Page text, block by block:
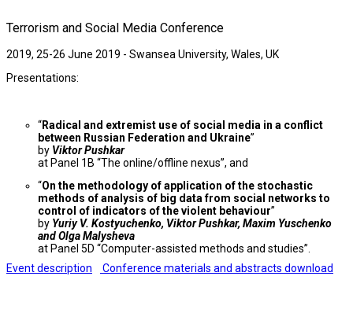
Terrorism and Social Media Conference
2019, 25-26 June 2019 - Swansea University, Wales, UK
Presentations:
“Radical and extremist use of social media in a conflict
between Russian Federation and Ukraine”
by Viktor Pushkar
at Panel 1B “The online/offline nexus”, and
“On the methodology of application of the stochastic
methods of analysis of big data from social networks to
control of indicators of the violent behaviour”
by Yuriy V. Kostyuchenko, Viktor Pushkar, Maxim Yuschenko
and Olga Malysheva
at Panel 5D “Computer-assisted methods and studies”.
Event description
Conference materials and abstracts download